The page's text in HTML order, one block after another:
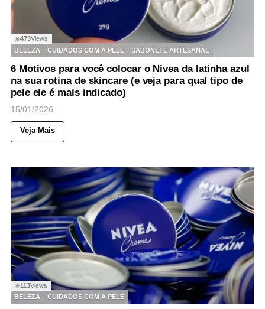
◉473Views
BELEZA
CUIDADOS COM A PELE SABONETE ARTESANAL
6 Motivos para você colocar o Nivea da latinha azul
na sua rotina de skincare (e veja para qual tipo de
pele ele é mais indicado)
15/01/2026
Veja Mais
◉113Views
BELEZA
CUIDADOS COM A PELE